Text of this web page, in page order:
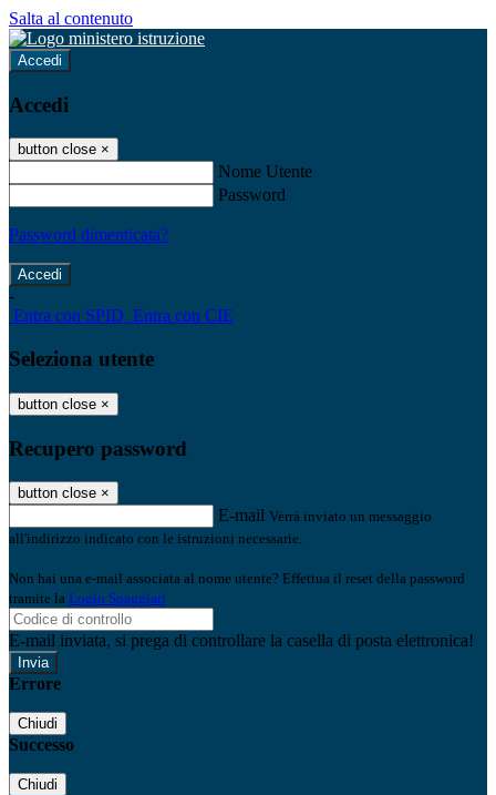
Salta al contenuto
Accedi
Accedi
button close ×
Nome Utente
Password
Password dimenticata?
-
Entra con SPID Entra con CIE
Seleziona utente
button close ×
Recupero password
button close ×
E-mail Verrà inviato un messaggio
all'indirizzo indicato con le istruzioni necessarie.
Non hai una e-mail associata al nome utente? Effettua il reset della password
tramite la Login Spaggiari
E-mail inviata, si prega di controllare la casella di posta elettronica!
Errore
Chiudi
Successo
Chiudi